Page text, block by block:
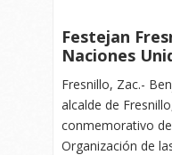
Festejan
Naciones
Fresnillo, Zac.-
alcalde de
conmemorativo
Organización de